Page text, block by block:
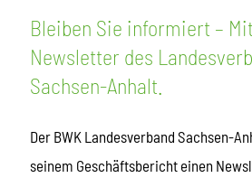
Bleiben Sie informiert –
Newsletter des
Sachsen-Anhalt.
Der BWK Landesverband Sachsen-
seinem Geschäftsbericht einen